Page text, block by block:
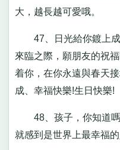
大，越長越可愛哦。
47、日光給你鍍上成
來臨之際，願朋友的祝
着你，在你永遠與春天
成、幸福快樂!生日快樂!
48、孩子，你知道嗎
就感到是世界上最幸福的